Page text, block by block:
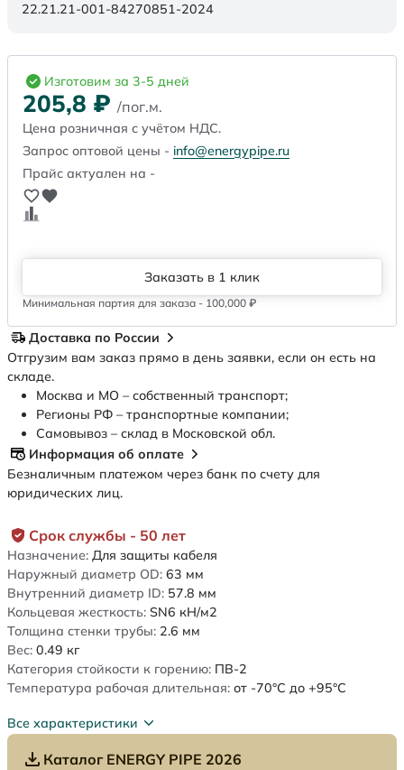
22.21.21-001-84270851-2024
Срок службы - 50 лет
Назначение: Для защиты кабеля
Наружный диаметр OD: 63 мм
Внутренний диаметр ID: 57.8 мм
Кольцевая жесткость: SN6 кН/м2
Толщина стенки трубы: 2.6 мм
Вес: 0.49 кг
Категория стойкости к горению: ПВ-2
Температура рабочая длительная: от -70°C до +95°C
Все характеристики
Каталог ENERGY PIPE 2026
Изготовим за 3-5 дней
205,8 ₽ /пог.м.
Цена розничная с учётом НДС.
Запрос оптовой цены - info@energypipe.ru
Прайс актуален на -
Заказать в 1 клик
Минимальная партия для заказа - 100,000 ₽
Доставка по России
Отгрузим вам заказ прямо в день заявки, если он есть на
складе.
Москва и МО – собственный транспорт;
Регионы РФ – транспортные компании;
Самовывоз – склад в Московской обл.
Информация об оплате
Безналичным платежом через банк по счету для
юридических лиц.